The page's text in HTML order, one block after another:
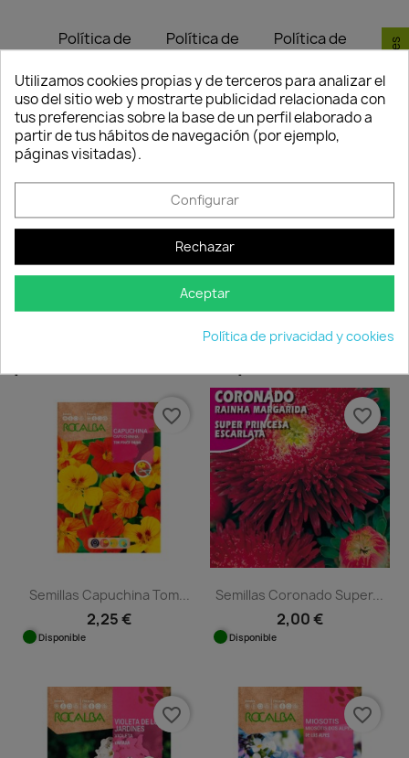
Política de
seguridad
Nuestros pagos
son 100% seguros.
Política de
entrega
Envío peninsular,
Islas Baleares y
Portugal.
Política de
devolución
Tienes 24 horas
para hacer la
reclamación,
siempre y cuando
adjunte foto del
deteriorado.
Los clientes que adquirieron este
Semillas Capuchina Tom...
2,25 €
Disponible
favorite_border
Semillas Coronado Super...
2,00 €
Disponible
favorite_border
favorite_border favorite_border
Utilizamos cookies propias y de terceros para analizar el
uso del sitio web y mostrarte publicidad relacionada con
tus preferencias sobre la base de un perfil elaborado a
partir de tus hábitos de navegación (por ejemplo,
páginas visitadas).
Configurar
Rechazar
Aceptar
Política de privacidad y cookies